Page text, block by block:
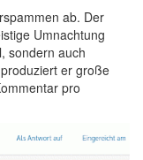
ab. Der
Umnachtung
sondern auch
er große
pro